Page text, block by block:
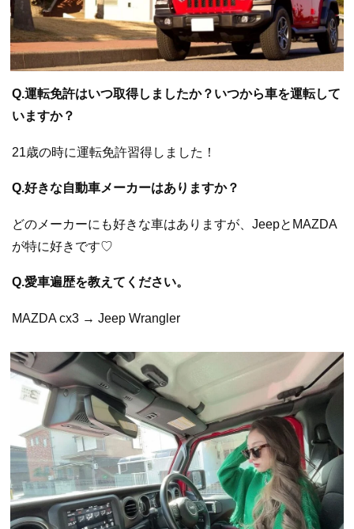
Q.運転免許はいつ取得しましたか？いつから車を運転して
いますか？
21歳の時に運転免許習得しました！
Q.好きな自動車メーカーはありますか？
どのメーカーにも好きな車はありますが、JeepとMAZDA
が特に好きです♡
Q.愛車遍歴を教えてください。
MAZDA cx3 → Jeep Wrangler